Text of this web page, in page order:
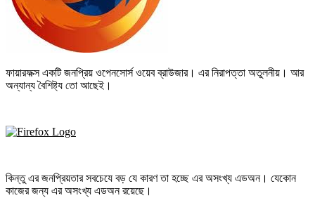
ফায়ারফক্স একটি জনপ্রিয় ওপেনসোর্স ওয়েব ব্রাউজার। এর নিরাপত্তা অতুলনীয়। আর
অন্যান্য বৈশিষ্ট্য তো আছেই।
কিন্তু এর জনপ্রিয়তার সবচেযে বড় যে কারণ তা হচ্ছে এর অসংখ্য এডঅন। যেকোন
কাজের জন্য এর অসংখ্য এডঅন রয়েছে।